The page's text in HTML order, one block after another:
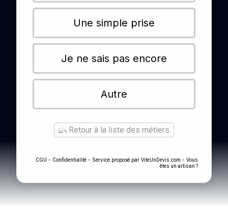
Une simple prise
Je ne sais pas encore
Autre
Retour à la liste des métiers
CGU - Confidentialité - Service proposé par ViteUnDevis.com - Vous
êtes un artisan ?